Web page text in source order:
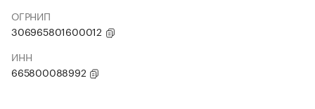
ОГРНИП
306965801600012
ИНН
665800088992